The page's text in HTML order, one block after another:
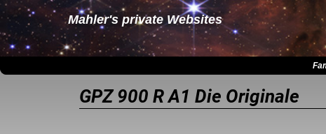
Mahler's private Websites
GPZ 900 R A1 Die Originale